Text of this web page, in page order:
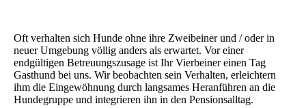
Oft verhalten sich Hunde ohne ihre Zweibeiner und / oder in
neuer Umgebung völlig anders als erwartet. Vor einer
endgültigen Betreuungszusage ist Ihr Vierbeiner einen Tag
Gasthund bei uns. Wir beobachten sein Verhalten, erleichtern
ihm die Eingewöhnung durch langsames Heranführen an die
Hundegruppe und integrieren ihn in den Pensionsalltag.